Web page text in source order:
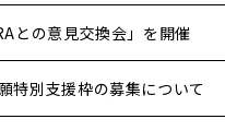
との意見交換会」を開催
特別支援枠の募集について